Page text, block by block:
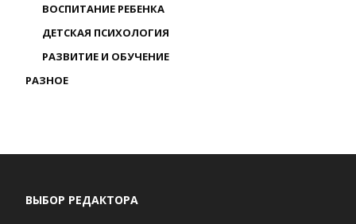
ВОСПИТАНИЕ РЕБЕНКА
ДЕТСКАЯ ПСИХОЛОГИЯ
РАЗВИТИЕ И ОБУЧЕНИЕ
РАЗНОЕ
ВЫБОР РЕДАКТОРА